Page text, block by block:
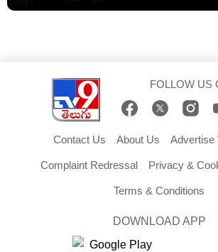
FOLLOW US
Contact Us About Us Advertise
Complaint Redressal Privacy &
Terms & Conditions
DOWNLOAD APP